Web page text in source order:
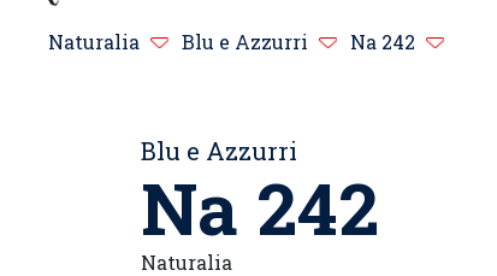
Naturalia Blu e Azzurri Na 242
Blu e Azzurri
Na 242
Naturalia